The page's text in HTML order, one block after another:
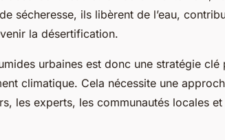
sécheresse, ils libèrent de l’eau,
la désertification.
urbaines est donc une stratégie clé
climatique. Cela nécessite une
les experts, les communautés locales